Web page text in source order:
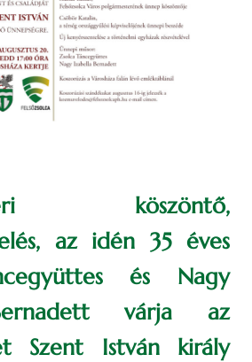
köszöntő,
az idén 35 éves
és Nagy
várja az
Szent István király